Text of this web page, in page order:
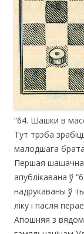
“64. Шашки в
Тут трэба
малодшага
Першая
апублікавана ў
надрукаваны ў
ліку і пасля
Апошняя з